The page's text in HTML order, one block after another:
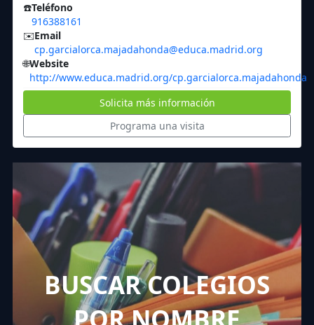
☎️Teléfono
916388161
✉️Email
cp.garcialorca.majadahonda@educa.madrid.org
🌐Website
http://www.educa.madrid.org/cp.garcialorca.majadahonda
Solicita más información
Programa una visita
BUSCAR COLEGIOS